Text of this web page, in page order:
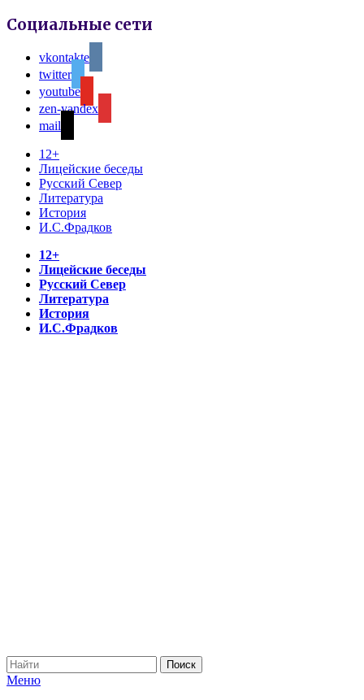
Социальные сети
vkontakte
twitter
youtube
zen-yandex
mail
12+
Лицейские беседы
Русский Север
Литература
История
И.С.Фрадков
12+
Лицейские беседы
Русский Север
Литература
История
И.С.Фрадков
Меню